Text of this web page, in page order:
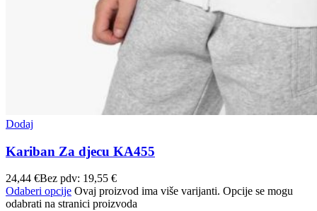
Dodaj
Kariban Za djecu KA455
24,44 €Bez pdv: 19,55 €
Odaberi opcije Ovaj proizvod ima više varijanti. Opcije se mogu
odabrati na stranici proizvoda